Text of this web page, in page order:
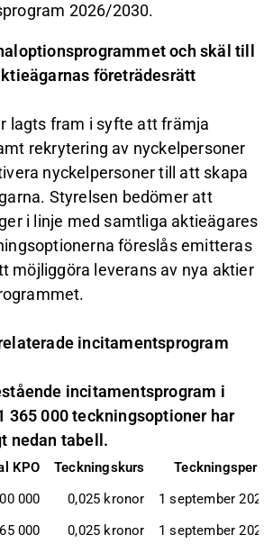
2026/2030.
och skäl till
företrädesrätt
lagts fram i syfte att främja
rekrytering av nyckelpersoner
nyckelpersoner till att skapa
Styrelsen bedömer att
i linje med samtliga aktieägares
föreslås emitteras
möjliggöra leverans av nya aktier
incitamentsprogram
incitamentsprogram i
365 000 teckningsoptioner har
nedan tabell.
KPO Teckningskurs
000 0,025 kronor
1 september
000 0,025 kronor
1 september